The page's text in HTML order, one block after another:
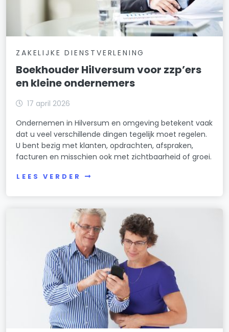
ZAKELIJKE DIENSTVERLENING
Boekhouder Hilversum voor zzp’ers
en kleine ondernemers
17 april 2026
Ondernemen in Hilversum en omgeving betekent vaak
dat u veel verschillende dingen tegelijk moet regelen.
U bent bezig met klanten, opdrachten, afspraken,
facturen en misschien ook met zichtbaarheid of groei.
LEES VERDER